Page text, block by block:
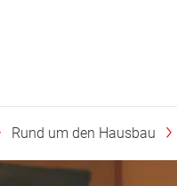
Rund um den Hausbau